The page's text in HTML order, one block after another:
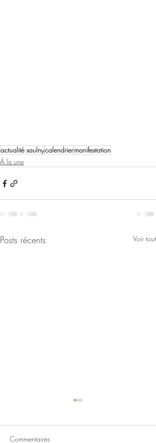
actualité saulnycalendriermanifestation
À la une
Posts récents Voir tout
Commentaires